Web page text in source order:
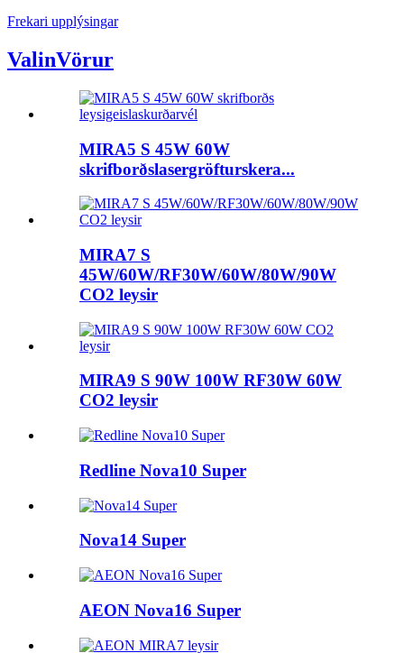
Frekari upplýsingar
ValinVörur
MIRA5 S 45W 60W
skrifborðslasergröfturskera...
MIRA7 S
45W/60W/RF30W/60W/80W/90W
CO2 leysir
MIRA9 S 90W 100W RF30W 60W
CO2 leysir
Redline Nova10 Super
Nova14 Super
AEON Nova16 Super